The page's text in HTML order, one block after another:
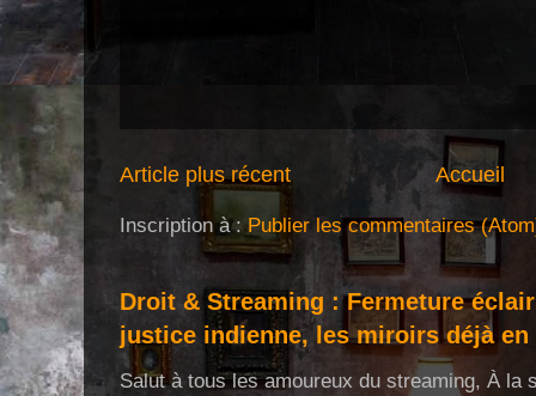
Article plus récent Accueil
Inscription à : Publier les commentaires
Droit & Streaming : Fermeture
justice indienne, les miroirs déjà
Salut à tous les amoureux du streaming, À la